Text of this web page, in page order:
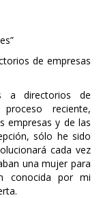
de empresas
a directorios de
reciente,
empresas y de las
sólo he sido
cada vez
una mujer para
conocida por mi